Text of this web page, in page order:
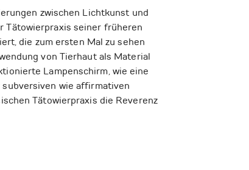
zwischen Lichtkunst und
Tätowierpraxis seiner früheren
die zum ersten Mal zu sehen
von Tierhaut als Material
Lampenschirm, wie eine
wie affirmativen
Tätowierpraxis die Reverenz